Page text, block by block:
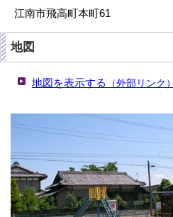
江南市飛高町本町61
地図
地図を表示する （外部リンク）